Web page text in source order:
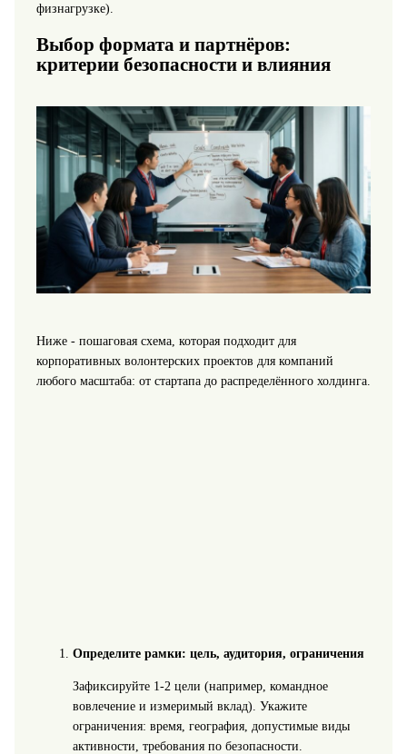
физнагрузке).
Выбор формата и партнёров:
критерии безопасности и влияния
Ниже - пошаговая схема, которая подходит для
корпоративных волонтерских проектов для компаний
любого масштаба: от стартапа до распределённого холдинга.
Определите рамки: цель, аудитория, ограничения
Зафиксируйте 1-2 цели (например, командное
вовлечение и измеримый вклад). Укажите
ограничения: время, география, допустимые виды
активности, требования по безопасности.